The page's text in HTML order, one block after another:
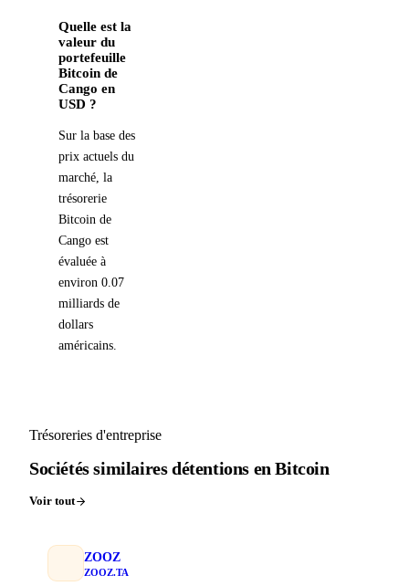
Quelle est la
valeur du
portefeuille
Bitcoin de
Cango en
USD ?
Sur la base des
prix actuels du
marché, la
trésorerie
Bitcoin de
Cango est
évaluée à
environ 0.07
milliards de
dollars
américains.
Trésoreries d'entreprise
Sociétés similaires détentions en Bitcoin
Voir tout
ZOOZ
ZOOZ.TA